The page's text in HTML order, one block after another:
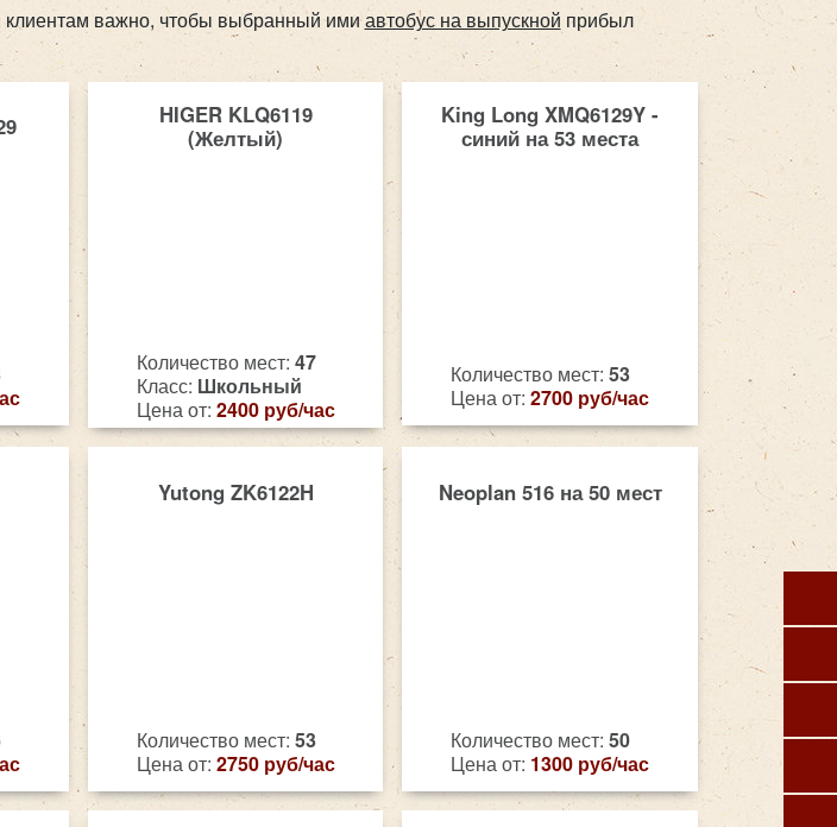
важно, чтобы выбранный имиавтобус на выпускной прибыл
HIGER KLQ6119
(Желтый)
Количество мест: 47
Класс: Школьный
Цена от: 2400 руб/час
King Long XMQ6129Y -
синий на 53 места
Количество мест:53
Цена от:2700 руб/час
Yutong ZK6122H
Количество мест: 53
Цена от: 2750 руб/час
Neoplan 516 на 50 мест
Количество мест:50
Цена от: 1300 руб/час